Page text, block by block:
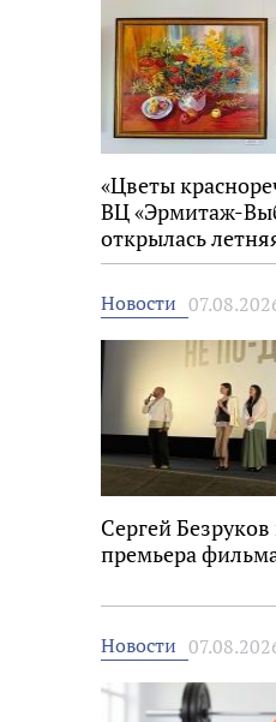
«Цветы
ВЦ «Эрмитаж-
открылась
Новости
Сергей
премьера
Новости